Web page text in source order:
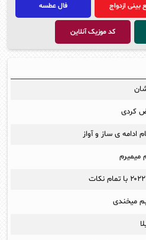
بینی ازدواج فال عطسه
کد موزیک آنلاین
کردی
ی ساز و آواز
میمیرم
میخندی